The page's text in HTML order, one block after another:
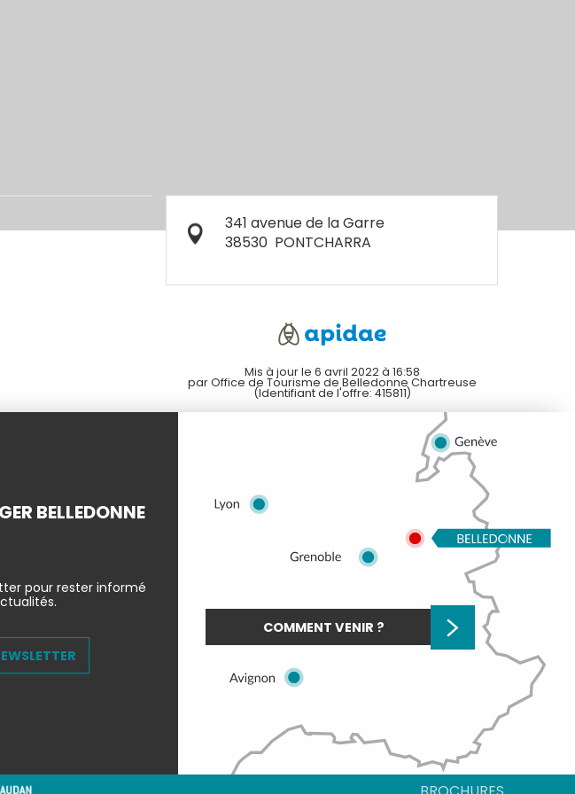
341 avenue de la Garre
38530 PONTCHARRA
Mis à jour le 6 avril 2022 à 16:58
par Office de Tourisme de Belledonne Chartreuse
(Identifiant de l'offre: 415811)
BELLEDONNE
pour rester informé
COMMENT VENIR ?